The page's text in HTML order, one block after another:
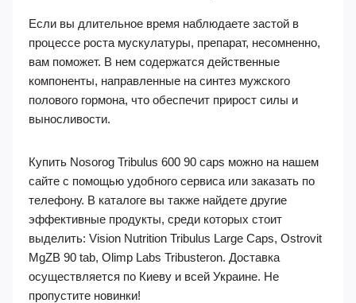
Если вы длительное время наблюдаете застой в
процессе роста мускулатуры, препарат, несомненно,
вам поможет. В нем содержатся действенные
компоненты, направленные на синтез мужского
полового гормона, что обеспечит прирост силы и
выносливости.
Купить Nosorog Tribulus 600 90 caps можно на нашем
сайте с помощью удобного сервиса или заказать по
телефону. В каталоге вы также найдете другие
эффективные продукты, среди которых стоит
выделить: Vision Nutrition Tribulus Large Caps, Ostrovit
MgZB 90 tab, Olimp Labs Tribusteron. Доставка
осуществляется по Киеву и всей Украине. Не
пропустите новинки!